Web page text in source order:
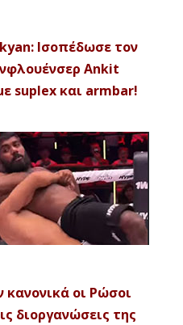
Ισοπέδωσε τον
Ankit
suplex και armbar!
κανονικά οι Ρώσοι
διοργανώσεις της